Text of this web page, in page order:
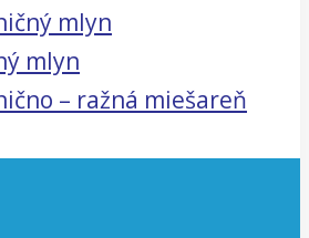
mlyn
mlyn
– ražná miešareň